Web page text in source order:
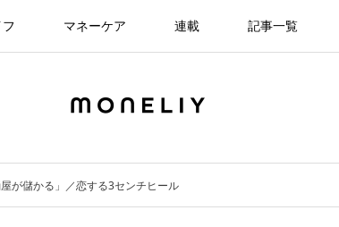
マネーケア 連載 記事一覧
が儲かる」／恋する3センチヒール